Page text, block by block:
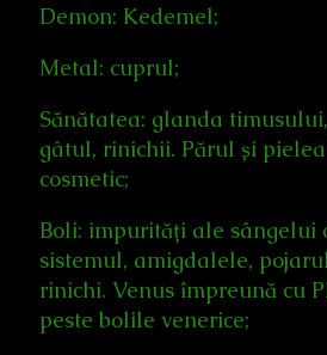
Demon: Kedemel;
Metal: cuprul;
Sănătatea: glanda
gâtul, rinichii. Părul și
cosmetic;
Boli: impurități ale sângelui
sistemul, amigdalele,
rinichi. Venus împreună cu
peste bolile venerice;